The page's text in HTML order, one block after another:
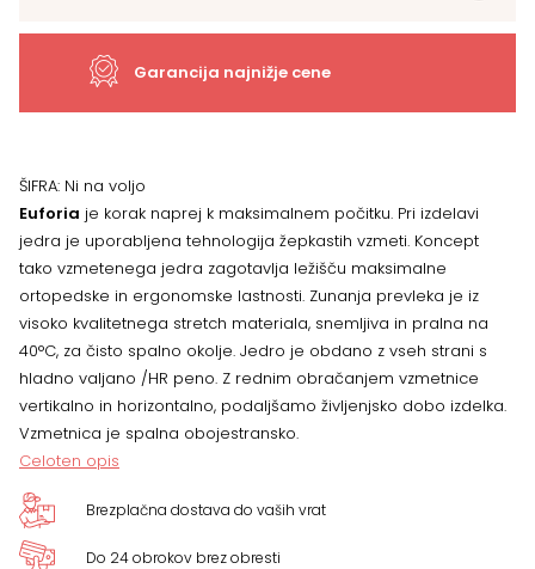
količina
Garancija najnižje cene
ŠIFRA: Ni na voljo
Euforia je korak naprej k maksimalnem počitku. Pri izdelavi
jedra je uporabljena tehnologija žepkastih vzmeti. Koncept
tako vzmetenega jedra zagotavlja ležišču maksimalne
ortopedske in ergonomske lastnosti. Zunanja prevleka je iz
visoko kvalitetnega stretch materiala, snemljiva in pralna na
40°C, za čisto spalno okolje. Jedro je obdano z vseh strani s
hladno valjano /HR peno. Z rednim obračanjem vzmetnice
vertikalno in horizontalno, podaljšamo življenjsko dobo izdelka.
Vzmetnica je spalna obojestransko.
Celoten opis
Brezplačna dostava do vaših vrat
Do 24 obrokov brez obresti